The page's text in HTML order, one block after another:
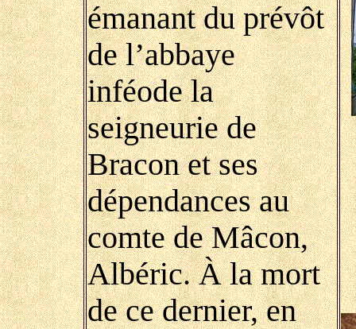
émanant du prévôt
de l’abbaye
inféode la
seigneurie de
Bracon et ses
dépendances au
comte de Mâcon,
Albéric. À la mort
de ce dernier, en